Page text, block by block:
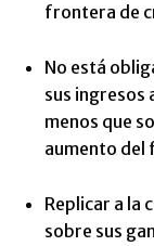
frontera de
No está
sus ingresos
menos que
aumento
Replicar a la
sobre sus